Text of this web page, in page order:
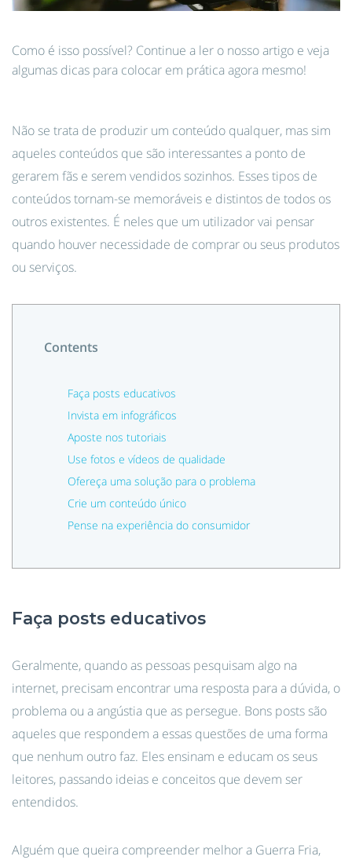
Como é isso possível? Continue a ler o nosso artigo e veja
algumas dicas para colocar em prática agora mesmo!
Não se trata de produzir um conteúdo qualquer, mas sim
aqueles conteúdos que são interessantes a ponto de
gerarem fãs e serem vendidos sozinhos. Esses tipos de
conteúdos tornam-se memoráveis e distintos de todos os
outros existentes. É neles que um utilizador vai pensar
quando houver necessidade de comprar ou seus produtos
ou serviços.
Contents
Faça posts educativos
Invista em infográficos
Aposte nos tutoriais
Use fotos e vídeos de qualidade
Ofereça uma solução para o problema
Crie um conteúdo único
Pense na experiência do consumidor
Faça posts educativos
Geralmente, quando as pessoas pesquisam algo na
internet, precisam encontrar uma resposta para a dúvida, o
problema ou a angústia que as persegue. Bons posts são
aqueles que respondem a essas questões de uma forma
que nenhum outro faz. Eles ensinam e educam os seus
leitores, passando ideias e conceitos que devem ser
entendidos.
Alguém que queira compreender melhor a Guerra Fria,